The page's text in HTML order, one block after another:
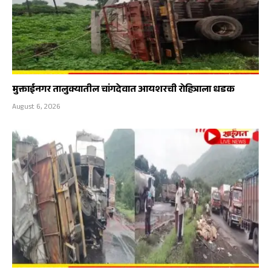
मुक्ताईनगर तालुक्यातील चांगदेवात आयशरची रोहित्राला धडक
August 6, 2026